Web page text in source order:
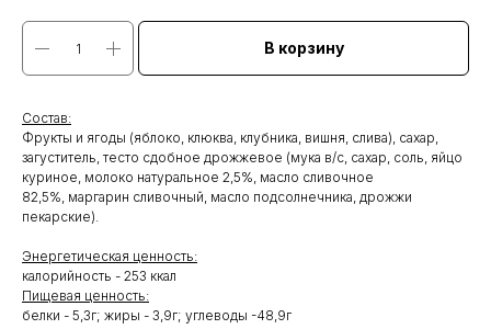
В корзину
Состав:
Фрукты и ягоды (яблоко, клюква, клубника, вишня, слива), сахар,
загуститель, тесто сдобное дрожжевое (мука в/с, сахар, соль, яйцо
куриное, молоко натуральное 2,5%, масло сливочное
82,5%, маргарин сливочный, масло подсолнечника, дрожжи
пекарские).
Энергетическая ценность:
калорийность - 253 ккал
Пищевая ценность:
белки - 5,3г; жиры - 3,9г; углеводы -48,9г